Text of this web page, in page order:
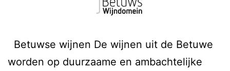
Betuwse wijnen De wijnen uit de Betuwe
worden op duurzaame en ambachtelijke